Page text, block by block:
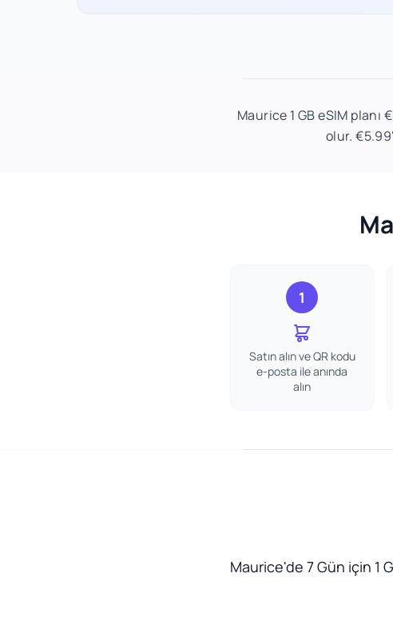
Maurice 1 GB eSIM
olur.
1
Satın alın ve QR kodu
e-posta ile anında
alın
Maurice'de 7 Gün için 1